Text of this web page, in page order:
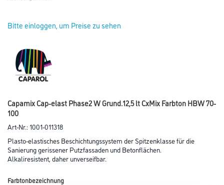
Bitte einloggen, um Preise zu sehen
Capamix Cap-elast Phase2 W Grund.12,5 lt CxMix Farbton HBW 70-
100
Art-Nr.:1001-011318
Plasto-elastisches Beschichtungssystem der Spitzenklasse für die
Sanierung gerissener Putzfassaden und Betonflächen.
Alkaliresistent, daher unverseifbar.
Farbtonbezeichnung